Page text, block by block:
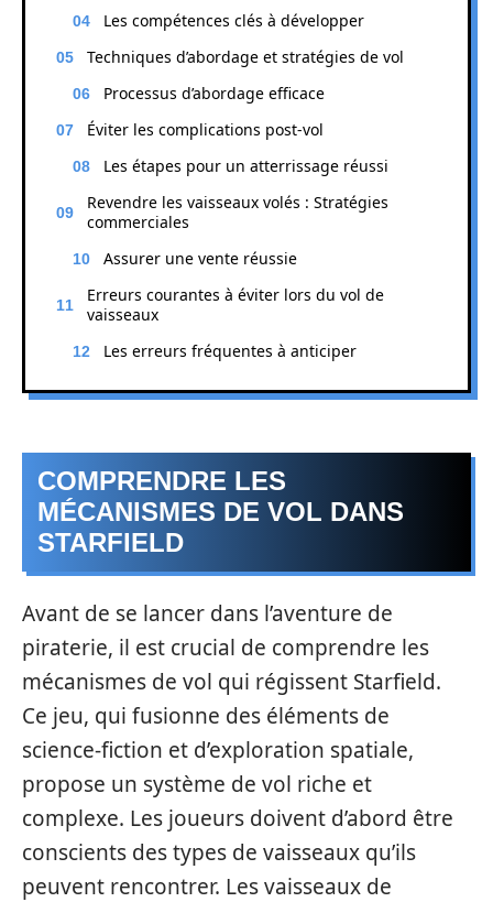
Les compétences clés à développer
Techniques d’abordage et stratégies de vol
Processus d’abordage efficace
Éviter les complications post-vol
Les étapes pour un atterrissage réussi
Revendre les vaisseaux volés : Stratégies
commerciales
Assurer une vente réussie
Erreurs courantes à éviter lors du vol de
vaisseaux
Les erreurs fréquentes à anticiper
COMPRENDRE LES
MÉCANISMES DE VOL DANS
STARFIELD
Avant de se lancer dans l’aventure de
piraterie, il est crucial de comprendre les
mécanismes de vol qui régissent Starfield.
Ce jeu, qui fusionne des éléments de
science-fiction et d’exploration spatiale,
propose un système de vol riche et
complexe. Les joueurs doivent d’abord être
conscients des types de vaisseaux qu’ils
peuvent rencontrer. Les vaisseaux de